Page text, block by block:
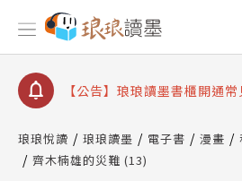
【公告】琅琅書店服務升級重
查詢
【公告】琅琅讀墨數位閱讀
【公告】琅琅讀墨書櫃開通
請圖文教學
【公告】琅琅書店服務升級重
查詢
琅琅悅讀 琅琅讀墨 電子書 漫畫
齊木楠雄的災難 (13)